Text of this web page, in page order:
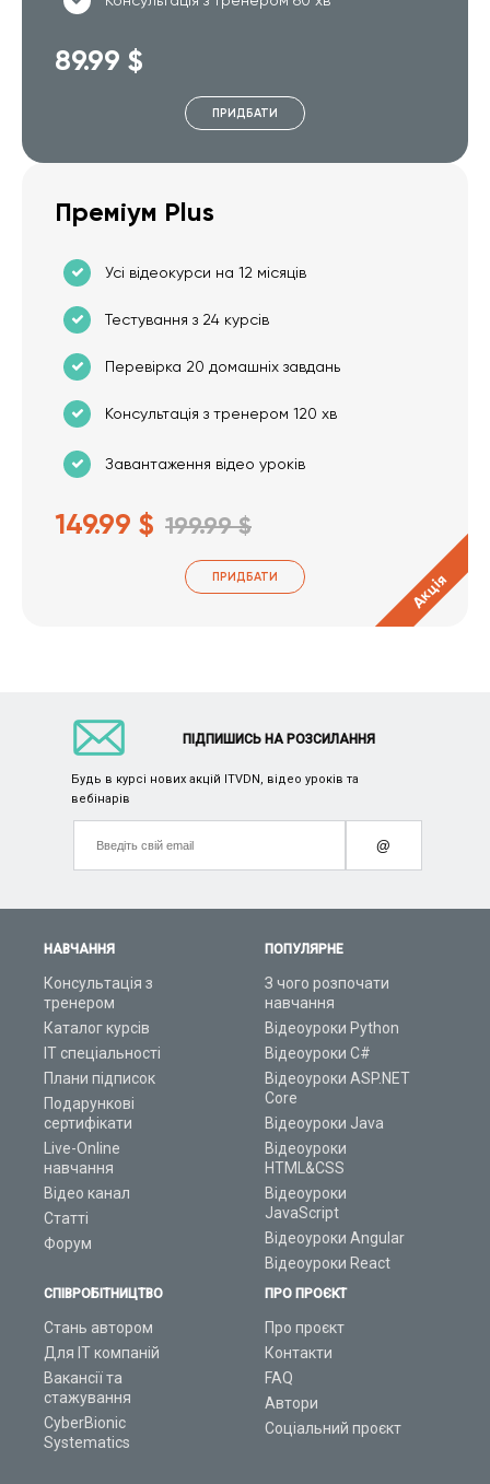
89.99 $
ПРИДБАТИ
Преміум Plus
Усі відеокурси на 12 місяців
Тестування з 24 курсів
Перевірка 20 домашніх завдань
Консультація з тренером 120 хв
Завантаження відео уроків
149.99 $ 199.99 $
ПРИДБАТИ Акція
НАВЧАННЯ
Консультація з
тренером
Каталог курсів
ІТ спеціальності
Плани підписок
Подарункові
сертифікати
Live-Online
навчання
Відео канал
Статті
Форум
ПОПУЛЯРНЕ
З чого розпочати
навчання
Відеоуроки Python
Відеоуроки C#
Відеоуроки ASP.NET
Core
Відеоуроки Java
Відеоуроки
HTML&CSS
Відеоуроки
JavaScript
Відеоуроки Angular
Відеоуроки React
СПІВРОБІТНИЦТВО
Стань автором
Для ІТ компаній
Вакансії та
стажування
CyberBionic
Systematics
ПРО ПРОЄКТ
Про проєкт
Контакти
FAQ
Автори
Соціальний проєкт
ПІДПИШИСЬ НА РОЗСИЛАННЯ
Будь в курсі нових акцій ITVDN, відео уроків та
вебінарів
@